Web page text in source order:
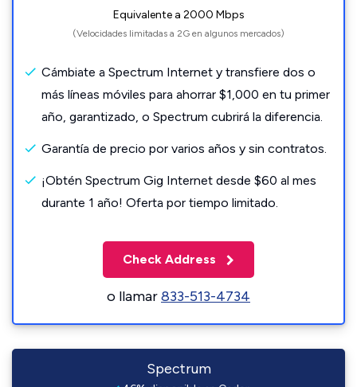
Equivalente a 2000 Mbps
(Velocidades limitadas a 2G en algunos mercados)
Cámbiate a Spectrum Internet y transfiere dos o
más líneas móviles para ahorrar $1,000 en tu primer
año, garantizado, o Spectrum cubrirá la diferencia.
Garantía de precio por varios años y sin contratos.
¡Obtén Spectrum Gig Internet desde $60 al mes
durante 1 año! Oferta por tiempo limitado.
Check Address
o llamar833-513-4734
Spectrum